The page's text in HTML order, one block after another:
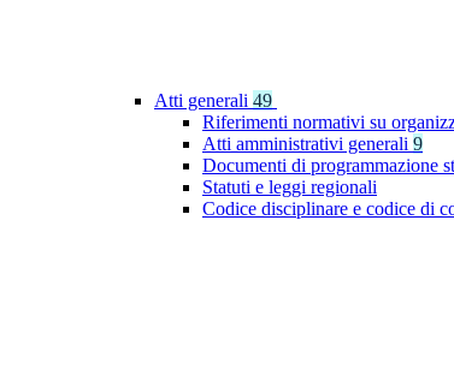
Atti generali 49
Riferimenti normativi su
Atti amministrativi generali 9
Documenti di programmazione
Statuti e leggi regionali
Codice disciplinare e codice di